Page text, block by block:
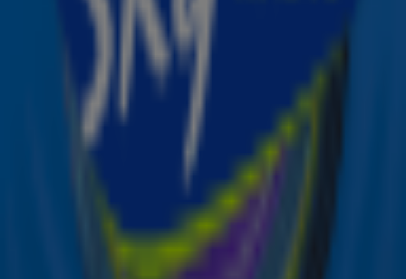
over je favoriete Sky-artiesten.
Aanmelden
Meld je aan voor onze wekelijkse nieuwsbrief met daarin
het laatste nieuws en aanbiedingen die wijzelf of in
samenwerking met onze partners organiseren. Je kunt je
op ieder moment afmelden. Zie voor meer informatie de
privacyverklaring
Online radio luisteren naar Sky Radio
Alle Sky zenders